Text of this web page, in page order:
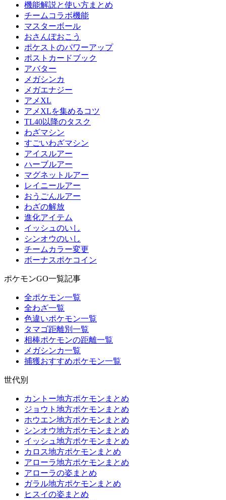
機能解説と使い方まとめ
チームコラボ機能
マスターボール
おさんぽおこう
ポケストのパワーアップ
ポストカードブック
アバター
メガシンカ
メガエナジー
アメXL
アメXLを集めるコツ
TL40以降のタスク
わざマシン
すごいわざマシン
アイスルアー
ハーブルアー
マグネットルアー
レイニールアー
おうごんルアー
わざの解放
進化アイテム
イッシュのいし
シンオウのいし
チームカラー変更
ボーナスポケコイン
ポケモンGO一覧記事
全ポケモン一覧
全わざ一覧
色違いポケモン一覧
タマゴ距離別一覧
相棒ポケモンの距離一覧
メガシンカ一覧
捕獲おすすめポケモン一覧
世代別
カントー地方ポケモンまとめ
ジョウト地方ポケモンまとめ
ホウエン地方ポケモンまとめ
シンオウ地方ポケモンまとめ
イッシュ地方ポケモンまとめ
カロス地方ポケモンまとめ
アローラ地方ポケモンまとめ
アローラの姿まとめ
ガラル地方ポケモンまとめ
ヒスイの姿まとめ